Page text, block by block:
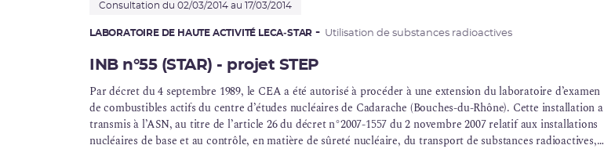
objectif de déterminer les marges de sûreté dont dispose ces installations vis-à-vis des risques extrêmes tels
que le séisme et l’inondation.
Consultation du 02/03/2014 au 17/03/2014
LABORATOIRE DE HAUTE ACTIVITÉ LECA‑STAR Utilisation de substances radioactives
INB n°55 (STAR) - projet STEP
Par décret du 4 septembre 1989, le CEA a été autorisé à procéder à une extension du laboratoire d’examen
de combustibles actifs du centre d’études nucléaires de Cadarache (Bouches-du-Rhône). Cette installation a
transmis à l’ASN, au titre de l’article 26 du décret n°2007-1557 du 2 novembre 2007 relatif aux installations
nucléaires de base et au contrôle, en matière de sûreté nucléaire, du transport de substances radioactives,